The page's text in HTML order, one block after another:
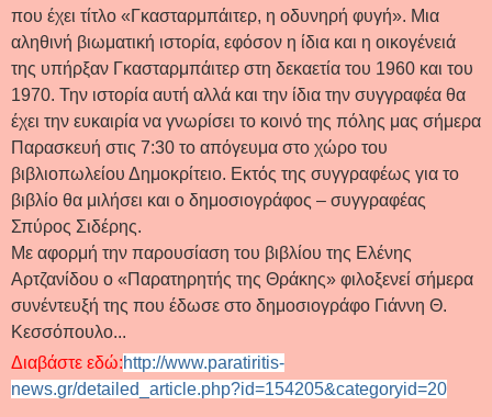
που έχει τίτλο «Γκασταρμπάιτερ, η οδυνηρή φυγή». Μια
αληθινή βιωματική ιστορία, εφόσον η ίδια και η οικογένειά
της υπήρξαν Γκασταρμπάιτερ στη δεκαετία του 1960 και του
1970. Την ιστορία αυτή αλλά και την ίδια την συγγραφέα θα
έχει την ευκαιρία να γνωρίσει το κοινό της πόλης μας σήμερα
Παρασκευή στις 7:30 το απόγευμα στο χώρο του
βιβλιοπωλείου Δημοκρίτειο. Εκτός της συγγραφέως για το
βιβλίο θα μιλήσει και ο δημοσιογράφος – συγγραφέας
Σπύρος Σιδέρης.
Με αφορμή την παρουσίαση του βιβλίου της Ελένης
Αρτζανίδου ο «Παρατηρητής της Θράκης» φιλοξενεί σήμερα
συνέντευξή της που έδωσε στο δημοσιογράφο Γιάννη Θ.
Κεσσόπουλο...
Διαβάστε εδώ:http://www.paratiritis-
news.gr/detailed_article.php?id=154205&categoryid=20